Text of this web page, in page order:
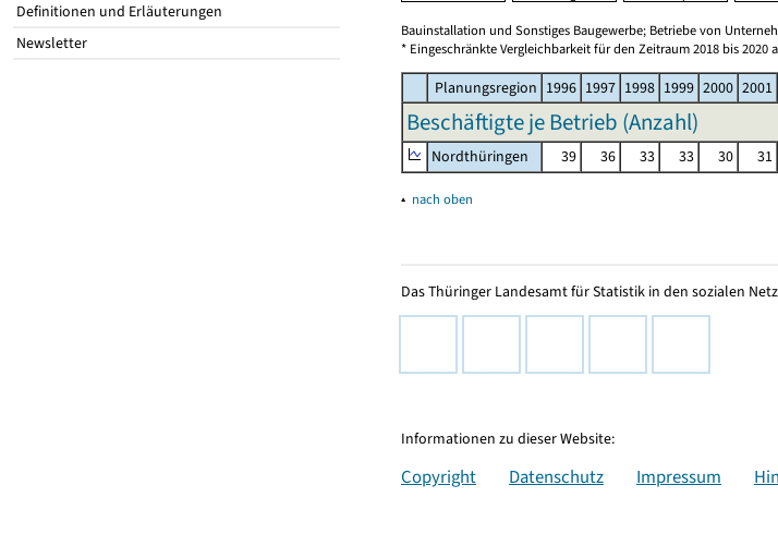
Definitionen und Erläuterungen
Newsletter
Bauinstallation und Sonstiges Baugewerbe; Betriebe von
* Eingeschränkte Vergleichbarkeit für den Zeitraum 2018 bis
Planungsregion 1996 1997 1998 1999 2000 2001
Beschäftigte je Betrieb (Anzahl)
Nordthüringen 39 36 33 33 30 31
▴ nach oben
Das Thüringer Landesamt für Statistik in den sozialen
Informationen zu dieser Website:
Copyright Datenschutz Impressum